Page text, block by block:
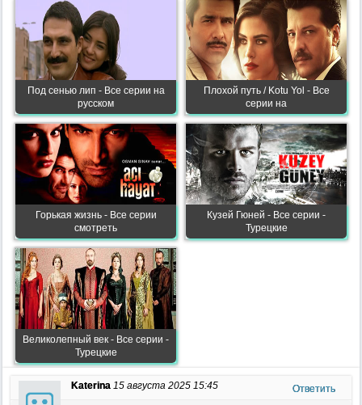
Под сенью лип - Все серии на
русском
Плохой путь / Kotu Yol - Все
серии на
Горькая жизнь - Все серии
смотреть
Кузей Гюней - Все серии -
Турецкие
Великолепный век - Все серии -
Турецкие
Katerina 15 августа 2025 15:45 Ответить